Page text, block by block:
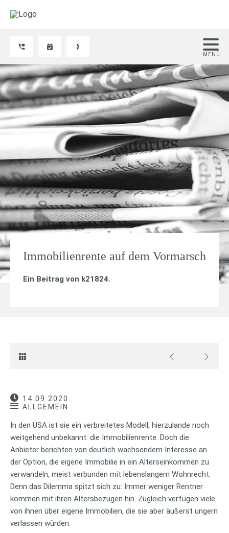
Immobilienrente auf dem Vormarsch
Ein Beitrag von k21824.
14.09.2020
ALLGEMEIN
In den USA ist sie ein verbreitetes Modell, hierzulande noch
weitgehend unbekannt: die Immobilienrente. Doch die
Anbieter berichten von deutlich wachsendem Interesse an
der Option, die eigene Immobilie in ein Alterseinkommen zu
verwandeln, meist verbunden mit lebenslangem Wohnrecht.
Denn das Dilemma spitzt sich zu: Immer weniger Rentner
kommen mit ihren Altersbezügen hin. Zugleich verfügen viele
von ihnen über eigene Immobilien, die sie aber äußerst ungern
verlassen würden.